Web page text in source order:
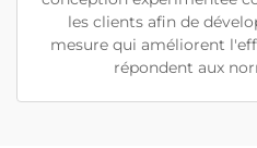
les clients afin de
mesure qui améliorent
répondent aux